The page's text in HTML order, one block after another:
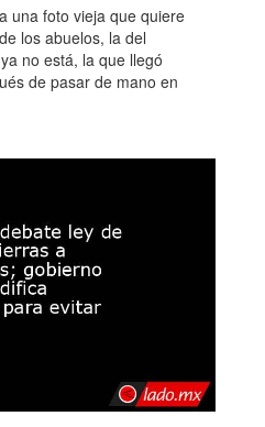
una foto vieja que quiere
los abuelos, la del
no está, la que llegó
de pasar de mano en